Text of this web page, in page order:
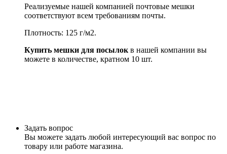
Реализуемые нашей компанией почтовые мешки
соответствуют всем требованиям почты.
Плотность: 125 г/м2.
Купить мешки для посылокв нашей компании вы
можете в количестве, кратном 10 шт.
Задать вопрос
Вы можете задать любой интересующий вас вопрос по
товару или работе магазина.